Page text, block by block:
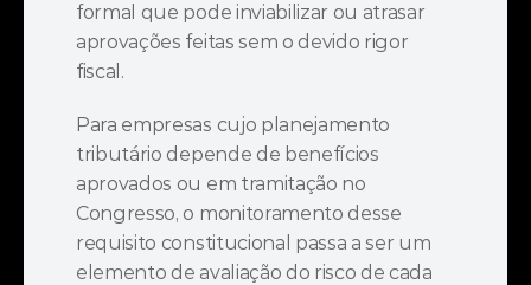
formal que pode inviabilizar ou atrasar
aprovações feitas sem o devido rigor
fiscal.
Para empresas cujo planejamento
tributário depende de benefícios
aprovados ou em tramitação no
Congresso, o monitoramento desse
requisito constitucional passa a ser um
elemento de avaliação do risco de cada